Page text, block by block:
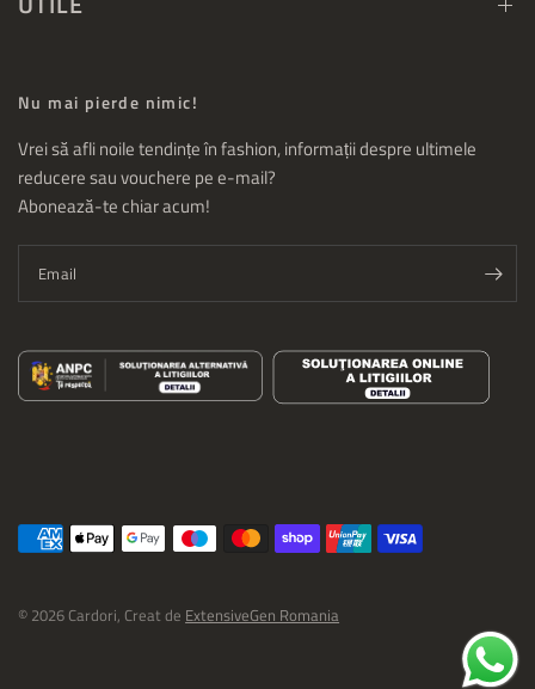
Nu mai pierde nimic!
Vrei să afli noile tendințe în fashion, informații despre ultimele
reducere sau vouchere pe e-mail?
Abonează-te chiar acum!
Email
© 2026 Cardori, Creat de ExtensiveGen Romania